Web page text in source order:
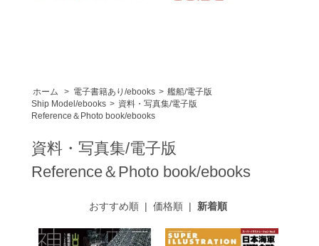
ホーム > 電子書籍あり/ebooks > 艦船/電子版
Ship Model/ebooks > 資料・写真集/電子版
Reference＆Photo book/ebooks
資料・写真集/電子版
Reference＆Photo book/ebooks
おすすめ順 |価格順 | 新着順